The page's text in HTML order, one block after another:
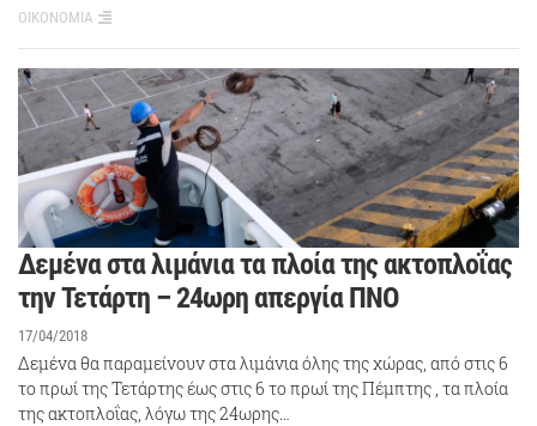
ΟΙΚΟΝΟΜΙΑ
Δεμένα στα λιμάνια τα πλοία της ακτοπλοΐας
την Τετάρτη – 24ωρη απεργία ΠΝΟ
17/04/2018
Δεμένα θα παραμείνουν στα λιμάνια όλης της χώρας, από στις 6
το πρωί της Τετάρτης έως στις 6 το πρωί της Πέμπτης , τα πλοία
της ακτοπλοΐας, λόγω της 24ωρης…